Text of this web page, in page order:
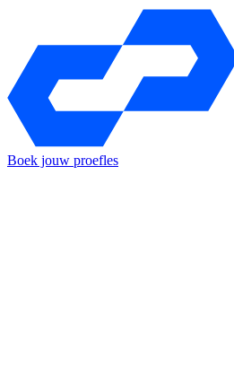
Boek jouw proefles